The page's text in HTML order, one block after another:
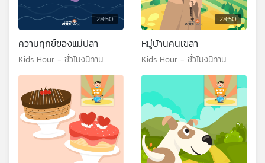
28:50
ความทุกข์ของแม่ปลา
Kids Hour - ชั่วโมงนิทาน
28:50
หมู่บ้านคนเขลา
Kids Hour - ชั่วโมงนิทาน